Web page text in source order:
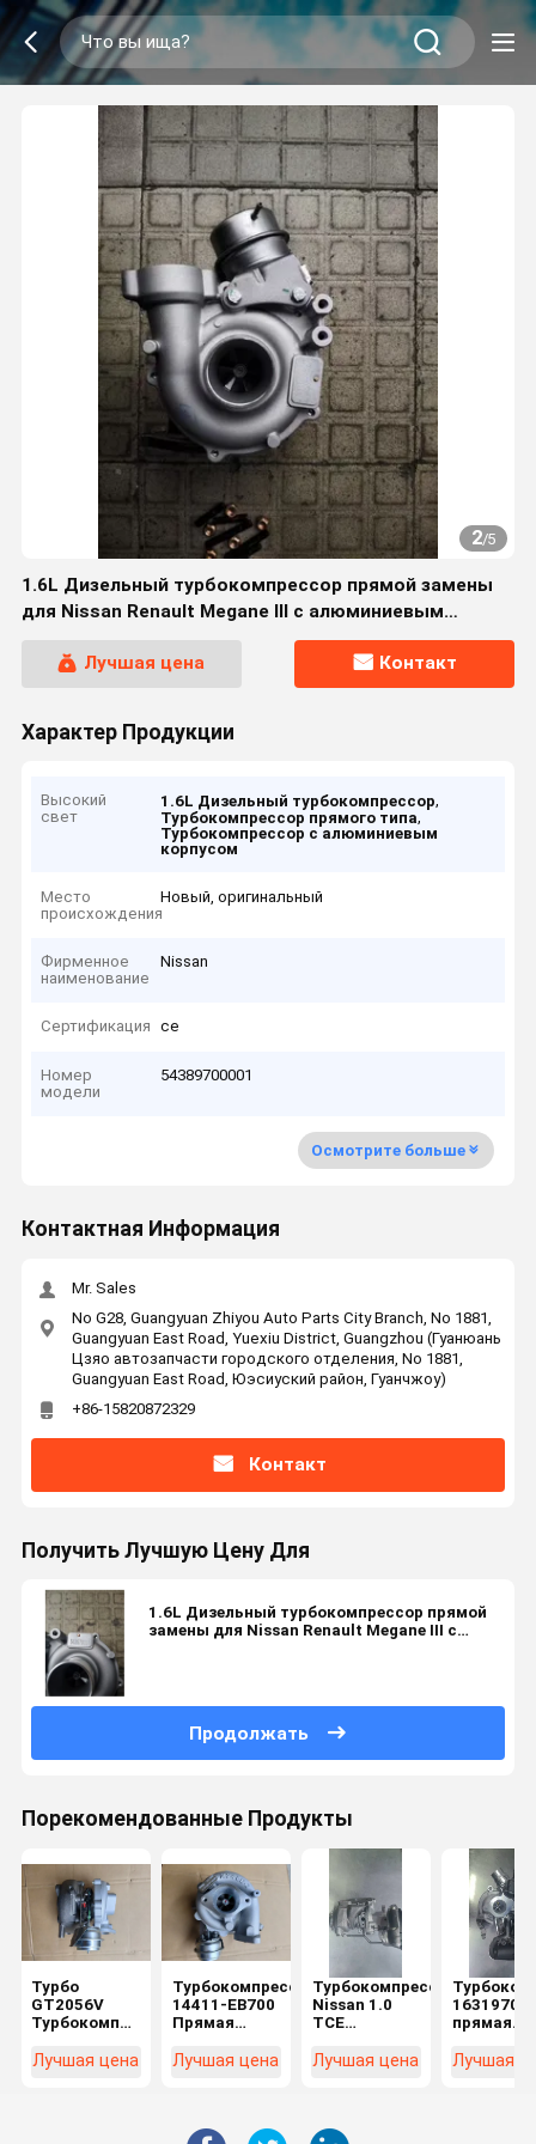
2/5
1.6L Дизельный турбокомпрессор прямой замены
для Nissan Renault Megane III с алюминиевым
Лучшая цена
Контакт
Характер Продукции
Высокий
свет
1.6L Дизельный турбокомпрессор,
Турбокомпрессор прямого типа,
Турбокомпрессор с алюминиевым
корпусом
Место
происхождения
Новый, оригинальный
Фирменное
наименование
Nissan
Сертификация ce
Номер
модели
54389700001
Осмотрите больше
Контактная Информация
Mr. Sales
No G28, Guangyuan Zhiyou Auto Parts City Branch, No 1881,
Guangyuan East Road, Yuexiu District, Guangzhou (Гуанюань
Цзяо автозапчасти городского отделения, No 1881,
Guangyuan East Road, Юэсиуский район, Гуанчжоу)
+86-15820872329
Контакт
Получить Лучшую Цену Для
1.6L Дизельный турбокомпрессор прямой
замены для Nissan Renault Megane III с
Продолжать
Порекомендованные Продукты
Турбо
GT2056V
Турбокомпрессор
Прямая
замена для
Лучшая цена
Турбокомпрессор
14411-EB700
Прямая
Nissan
Navara YD25
корпусом
Лучшая цена
Турбокомпрессор
Nissan 1.0
TCE
Прямая
замена с
для
Лучшая цена
прямая
Nissan с
Лучшая